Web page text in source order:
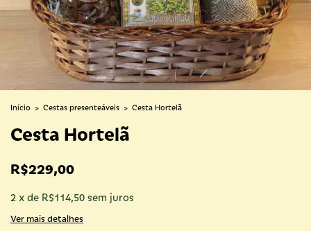
Início > Cestas presenteáveis > Cesta Hortelã
Cesta Hortelã
R$229,00
2xde R$114,50sem juros
Ver mais detalhes